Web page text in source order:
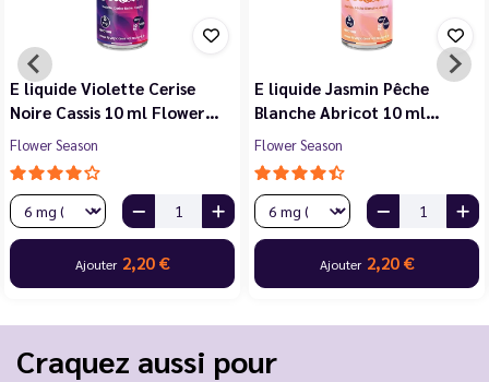
E liquide Violette Cerise
Noire Cassis 10 ml Flower…
Flower Season
Ajouter 2,20 €
E liquide Jasmin Pêche
Blanche Abricot 10 ml…
Flower Season
Ajouter 2,20 €
Craquez aussi pour